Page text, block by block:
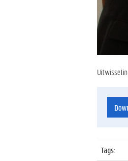
Tags: